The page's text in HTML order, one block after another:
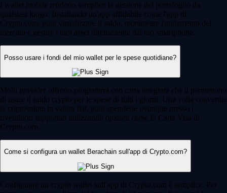
I wallet mobile rendono semplice la gestione del portafoglio da
qualsiasi luogo. Installando un'app affidabile come l'app di
Crypto.com, puoi visualizzare il saldo, monitorare l'andamento del
mercato e gestire i tuoi asset direttamente dal tuo smartphone.
Posso usare i fondi del mio wallet per le spese quotidiane?
Molti provider offrono programmi con carta integrata che ti permettono
di usare il saldo crypto per le spese di tutti i giorni. Una volta convertite
le criptovalute in valuta fiat, puoi spenderle ovunque presso i
rivenditori supportati utilizzando opzioni come la Carta Visa di
Crypto.com.
Come si configura un wallet Berachain sull'app di Crypto.com?
Configurare un crypto wallet sull'app di Crypto.com è semplice. Per